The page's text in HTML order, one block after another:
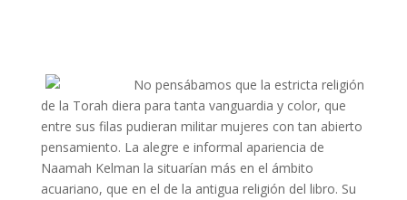
No pensábamos que la estricta religión
de la Torah diera para tanta vanguardia y color, que
entre sus filas pudieran militar mujeres con tan abierto
pensamiento. La alegre e informal apariencia de
Naamah Kelman la situarían más en el ámbito
acuariano, que en el de la antigua religión del libro. Su